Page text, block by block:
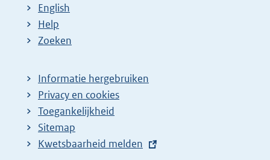
English
Help
Zoeken
Informatie hergebruiken
Privacy en cookies
Toegankelijkheid
Sitemap
E
Kwetsbaarheid melden